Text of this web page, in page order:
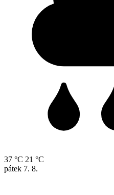
37 °C 21 °C
pátek 7. 8.